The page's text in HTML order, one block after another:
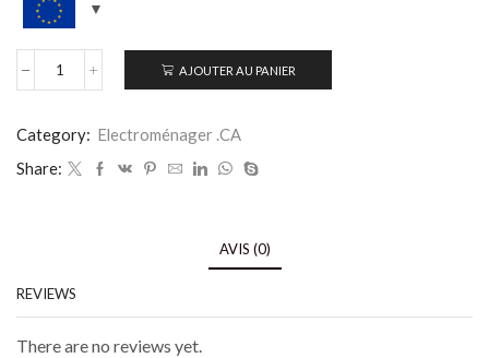
AJOUTER AU PANIER
Category: Electroménager .CA
Share:
AVIS (0)
REVIEWS
There are no reviews yet.